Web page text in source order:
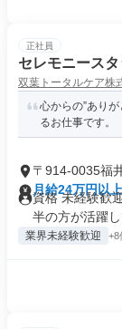
正社員
セレモニースタ
双葉トータルケア株
心からの”あり
るお仕事です。
〒914-0035福
月給24万円以上
資格 未経験歓
半の方が活躍し
業界未経験歓迎 +8